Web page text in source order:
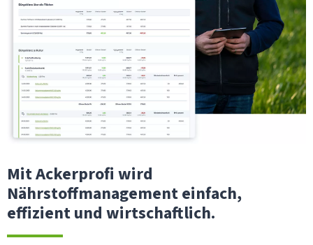
Mit Ackerprofi wird
Nährstoffmanagement einfach,
effizient und wirtschaftlich.